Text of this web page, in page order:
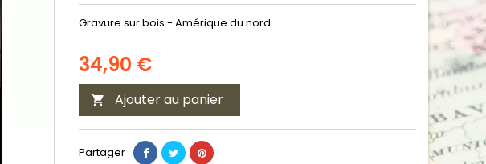
Gravure sur bois - Amérique du nord
34,90 €
 Ajouter au panier
Partager